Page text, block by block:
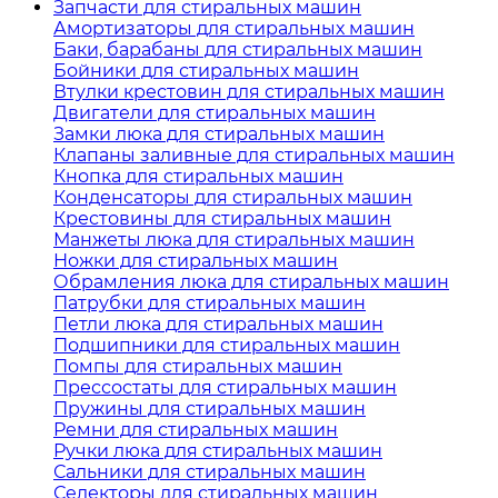
Запчасти для стиральных машин
Амортизаторы для стиральных машин
Баки, барабаны для стиральных машин
Бойники для стиральных машин
Втулки крестовин для стиральных машин
Двигатели для стиральных машин
Замки люка для стиральных машин
Клапаны заливные для стиральных машин
Кнопка для стиральных машин
Конденсаторы для стиральных машин
Крестовины для стиральных машин
Манжеты люка для стиральных машин
Ножки для стиральных машин
Обрамления люка для стиральных машин
Патрубки для стиральных машин
Петли люка для стиральных машин
Подшипники для стиральных машин
Помпы для стиральных машин
Прессостаты для стиральных машин
Пружины для стиральных машин
Ремни для стиральных машин
Ручки люка для стиральных машин
Сальники для стиральных машин
Селекторы для стиральных машин